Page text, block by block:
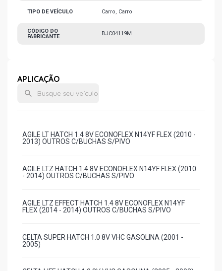
TIPO DE VEÍCULO Carro, Carro
CÓDIGO DO
FABRICANTE
BJC04119M
APLICAÇÃO
AGILE LT HATCH 1.4 8V ECONOFLEX N14YF FLEX (2010 -
2013) OUTROS C/BUCHAS S/PIVO
AGILE LTZ HATCH 1.4 8V ECONOFLEX N14YF FLEX (2010
- 2014) OUTROS C/BUCHAS S/PIVO
AGILE LTZ EFFECT HATCH 1.4 8V ECONOFLEX N14YF
FLEX (2014 - 2014) OUTROS C/BUCHAS S/PIVO
CELTA SUPER HATCH 1.0 8V VHC GASOLINA (2001 -
2005)